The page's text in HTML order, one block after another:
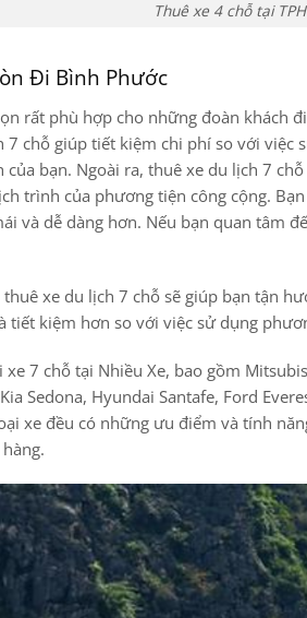
Thuê xe 4 chỗ tại
Đi Bình Phước
rất phù hợp cho những đoàn khách
7 chỗ giúp tiết kiệm chi phí so với việc
bạn. Ngoài ra, thuê xe du lịch 7
trình của phương tiện công cộng.
và dễ dàng hơn. Nếu bạn quan tâm
xe du lịch 7 chỗ sẽ giúp bạn tận
tiết kiệm hơn so với việc sử dụng
7 chỗ tại Nhiều Xe, bao gồm
Sedona, Hyundai Santafe, Ford
xe đều có những ưu điểm và tính